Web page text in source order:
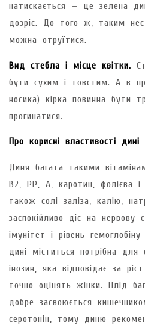
натискається — це зелена
дозріє. До того ж, таким
можна отруїтися.
Вид стебла і місце квітки.
бути сухим і товстим. А в
носика) кірка повинна бути
прогинатися.
Про корисні властивості дині
Диня багата такими
В2, РР, А, каротин, фолієва і
також солі заліза, калію,
заспокійливо діє на нервову
імунітет і рівень
дині міститься потрібна для
інозин, яка відповідає за
точно оцінять жінки. Плід
добре засвоюється
серотонін, тому диню